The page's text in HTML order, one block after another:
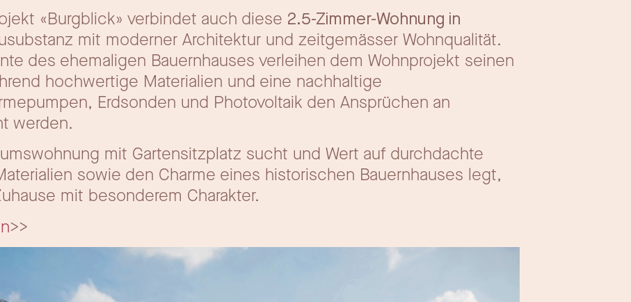
«Burgblick» verbindet auch diese 2.5-Zimmer-Wohnung in
mit moderner Architektur und zeitgemässer Wohnqualität.
des ehemaligen Bauernhauses verleihen dem Wohnprojekt seinen
hochwertige Materialien und eine nachhaltige
Erdsonden und Photovoltaik den Ansprüchen an
werden.
mit Gartensitzplatz sucht und Wert auf durchdachte
sowie den Charme eines historischen Bauernhauses legt,
mit besonderem Charakter.
>>